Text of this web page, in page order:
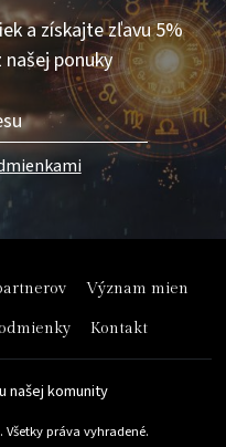
a získajte zľavu 5%
našej ponuky
Význam mien
Kontakt
našej komunity
Všetky práva vyhradené.